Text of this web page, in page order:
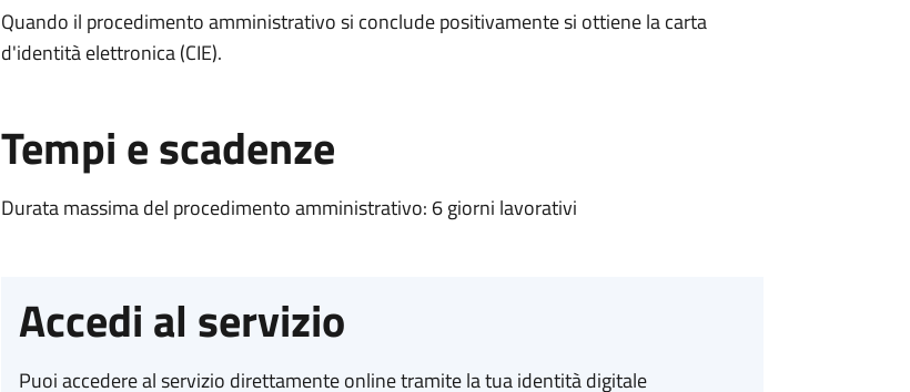
Quando il procedimento amministrativo si conclude positivamente si ottiene la carta
d'identità elettronica (CIE).
Tempi e scadenze
Durata massima del procedimento amministrativo: 6 giorni lavorativi
Accedi al servizio
Puoi accedere al servizio direttamente online tramite la tua identità digitale